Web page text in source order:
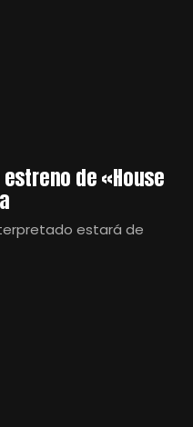
de «House
estará de